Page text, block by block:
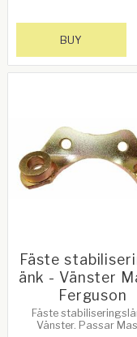
BUY
Fäste
änk - Vänster
Ferguson
Fäste
Vänster. Passar